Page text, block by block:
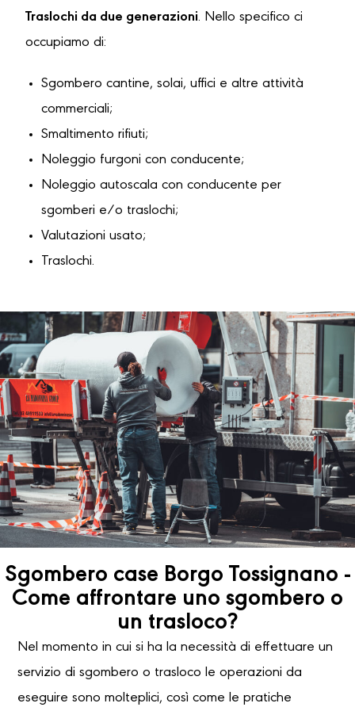
Traslochi da due generazioni. Nello specifico ci
occupiamo di:
Sgombero cantine, solai, uffici e altre attività
commerciali;
Smaltimento rifiuti;
Noleggio furgoni con conducente;
Noleggio autoscala con conducente per
sgomberi e/o traslochi;
Valutazioni usato;
Traslochi.
Sgombero case Borgo Tossignano -
Come affrontare uno sgombero o
un trasloco?
Nel momento in cui si ha la necessità di effettuare un
servizio di sgombero o trasloco le operazioni da
eseguire sono molteplici, così come le pratiche